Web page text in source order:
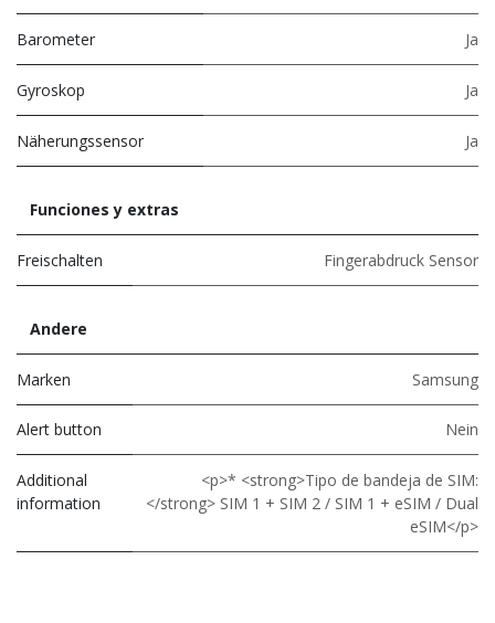
Barometer Ja
Gyroskop Ja
Näherungssensor Ja
Funciones y extras
Freischalten Fingerabdruck Sensor
Andere
Marken Samsung
Alert button Nein
Additional
information
<p>* <strong>Tipo de bandeja de SIM:
</strong> SIM 1 + SIM 2 / SIM 1 + eSIM / Dual
eSIM</p>